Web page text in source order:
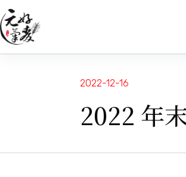
2022-12-16
2022 年